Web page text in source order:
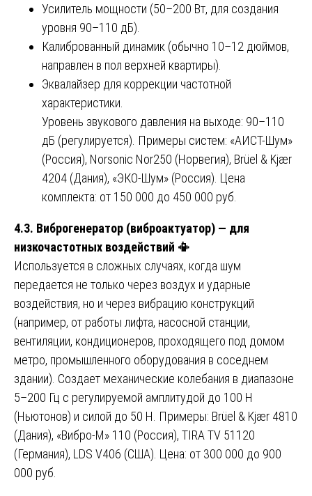
Усилитель мощности (50–200 Вт, для создания
уровня 90–110 дБ).
Калиброванный динамик (обычно 10–12 дюймов,
направлен в пол верхней квартиры).
Эквалайзер для коррекции частотной
характеристики.
Уровень звукового давления на выходе: 90–110
дБ (регулируется). Примеры систем: «АИСТ-Шум»
(Россия), Norsonic Nor250 (Норвегия), Brüel & Kjær
4204 (Дания), «ЭКО-Шум» (Россия). Цена
комплекта: от 150 000 до 450 000 руб.
4.3. Виброгенератор (виброактуатор) — для
низкочастотных воздействий 📳
Используется в сложных случаях, когда шум
передается не только через воздух и ударные
воздействия, но и через вибрацию конструкций
(например, от работы лифта, насосной станции,
вентиляции, кондиционеров, проходящего под домом
метро, промышленного оборудования в соседнем
здании). Создает механические колебания в диапазоне
5–200 Гц с регулируемой амплитудой до 100 Н
(Ньютонов) и силой до 50 Н. Примеры: Brüel & Kjær 4810
(Дания), «Вибро-М» 110 (Россия), TIRA TV 51120
(Германия), LDS V406 (США). Цена: от 300 000 до 900
000 руб.